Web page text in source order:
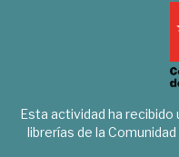
Esta actividad ha recibido
librerías de la